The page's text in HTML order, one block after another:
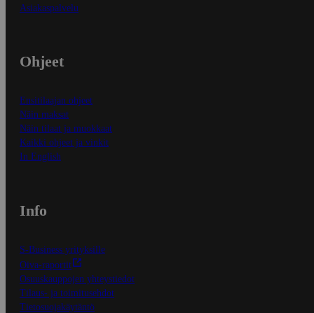
Asiakaspalvelu
Ohjeet
Ensitilaajan ohjeet
Näin maksat
Näin tilaat ja muokkaat
Kaikki ohjeet ja vinkit
In English
Info
S-Business yrityksille
Oiva-raportit
Osuuskauppojen yhteystiedot
Tilaus- ja toimitusehdot
Tietosuojakäytäntö